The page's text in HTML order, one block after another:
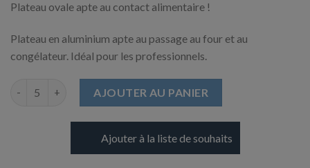
Plateau ovale apte au contact alimentaire !
Plateau en aluminium apte au passage au four et au
congélateur. Idéal pour les professionnels.
AJOUTER AU PANIER
Ajouter à la liste de souhaits